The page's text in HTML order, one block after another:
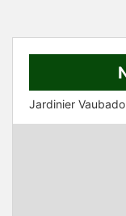
Jardinier